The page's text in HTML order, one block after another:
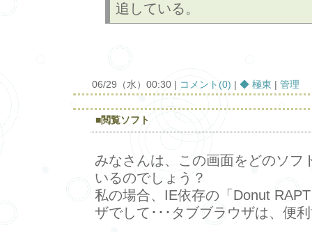
追している。
06/29（水）00:30 | コメント(0) | ◆ 極東 | 管理
■閲覧ソフト
みなさんは、この画面をどのソフ
いるのでしょう？
私の場合、IE依存の「Donut
ザでして･･･タブブラウザは、便